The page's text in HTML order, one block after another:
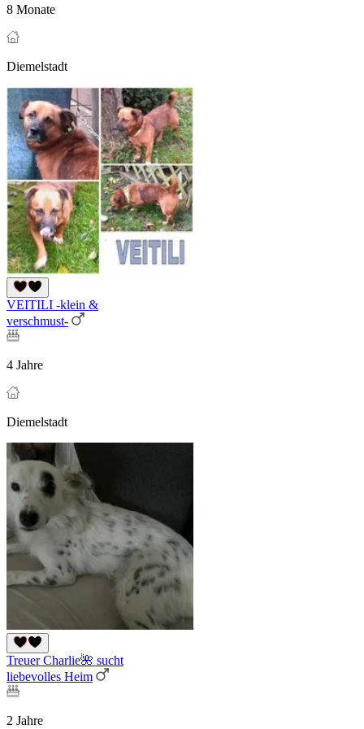
8 Monate
Diemelstadt
VEITILI -klein &
verschmust-
4 Jahre
Diemelstadt
Treuer Charlie🌺 sucht
liebevolles Heim
2 Jahre